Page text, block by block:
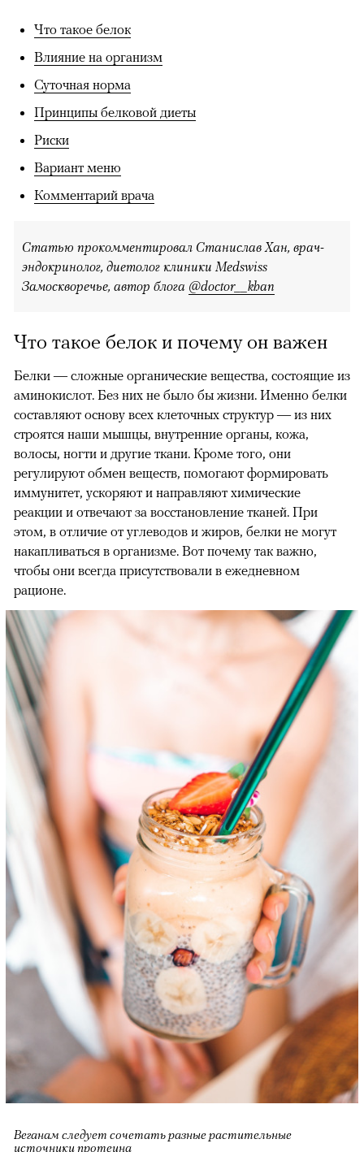
Что такое белок
Влияние на организм
Суточная норма
Принципы белковой диеты
Риски
Вариант меню
Комментарий врача
Статью прокомментировал Станислав Хан, врач-
эндокринолог, диетолог клиники Medswiss
Замоскворечье, автор блога @doctor__khan
Что такое белок и почему он важен
Белки — сложные органические вещества, состоящие из
аминокислот. Без них не было бы жизни. Именно белки
составляют основу всех клеточных структур — из них
строятся наши мышцы, внутренние органы, кожа,
волосы, ногти и другие ткани. Кроме того, они
регулируют обмен веществ, помогают формировать
иммунитет, ускоряют и направляют химические
реакции и отвечают за восстановление тканей. При
этом, в отличие от углеводов и жиров, белки не могут
накапливаться в организме. Вот почему так важно,
чтобы они всегда присутствовали в ежедневном
рационе.
Веганам следует сочетать разные растительные
источники протеина